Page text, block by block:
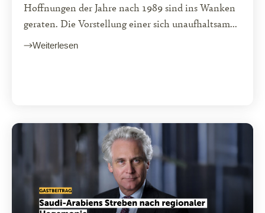
Hoffnungen der Jahre nach 1989 sind ins Wanken
geraten. Die Vorstellung einer sich unaufhaltsam...
Weiterlesen